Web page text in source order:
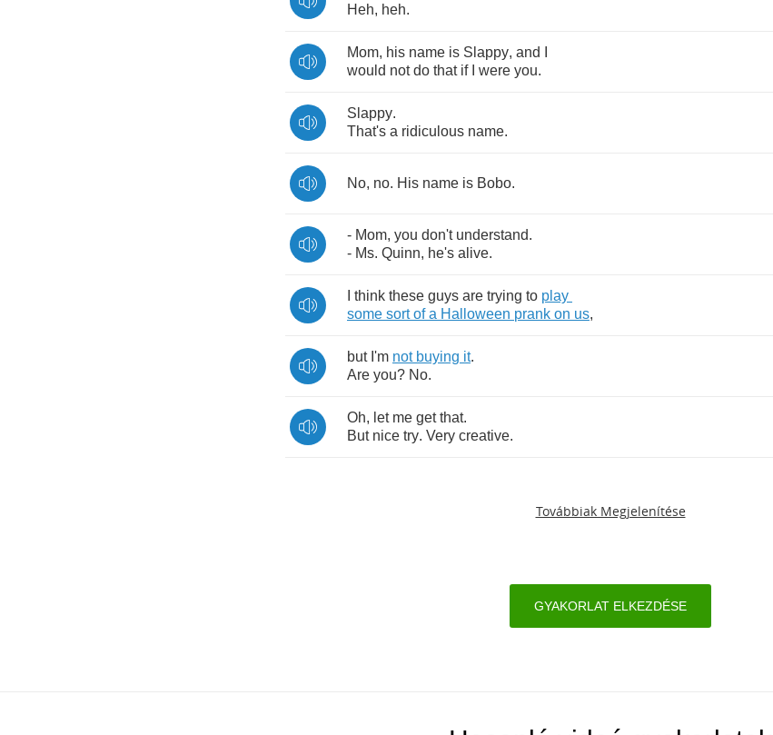
Heh, heh.
Mom, his name is Slappy, and
would not do that if were you.
Slappy.
That's a ridiculous name.
No, no. His name is Bobo.
- Mom, you don't understand.
- Ms. Quinn, he's alive.
think these guys are trying to play
some sort of a Halloween prank on us,
but I'm not buying it.
Are you? No.
Oh, let me get that.
But nice try. Very creative.
Továbbiak Megjelenítése
GYAKORLAT ELKEZDÉSE